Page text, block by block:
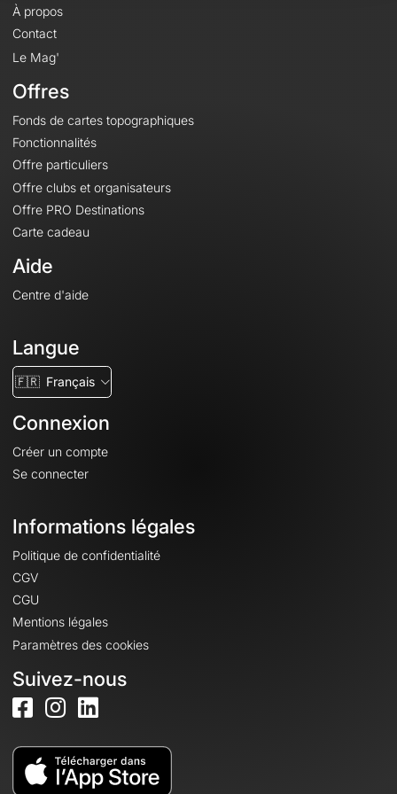
À propos
Contact
Le Mag'
Offres
Fonds de cartes topographiques
Fonctionnalités
Offre particuliers
Offre clubs et organisateurs
Offre PRO Destinations
Carte cadeau
Aide
Centre d'aide
Langue
🇫🇷 Français
Connexion
Créer un compte
Se connecter
Informations légales
Politique de confidentialité
CGV
CGU
Mentions légales
Paramètres des cookies
Suivez-nous